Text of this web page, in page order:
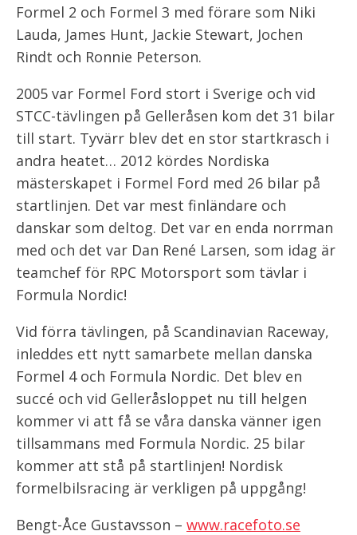
Formel 2 och Formel 3 med förare som Niki
Lauda, James Hunt, Jackie Stewart, Jochen
Rindt och Ronnie Peterson.
2005 var Formel Ford stort i Sverige och vid
STCC-tävlingen på Gelleråsen kom det 31 bilar
till start. Tyvärr blev det en stor startkrasch i
andra heatet… 2012 kördes Nordiska
mästerskapet i Formel Ford med 26 bilar på
startlinjen. Det var mest finländare och
danskar som deltog. Det var en enda norrman
med och det var Dan René Larsen, som idag är
teamchef för RPC Motorsport som tävlar i
Formula Nordic!
Vid förra tävlingen, på Scandinavian Raceway,
inleddes ett nytt samarbete mellan danska
Formel 4 och Formula Nordic. Det blev en
succé och vid Gelleråsloppet nu till helgen
kommer vi att få se våra danska vänner igen
tillsammans med Formula Nordic. 25 bilar
kommer att stå på startlinjen! Nordisk
formelbilsracing är verkligen på uppgång!
Bengt-Åce Gustavsson – www.racefoto.se